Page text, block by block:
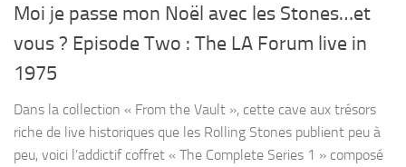
Moi je passe mon Noël avec les Stones…et
vous ? Episode Two : The LA Forum live in
1975
Dans la collection « From the Vault », cette cave aux trésors
riche de live historiques que les Rolling Stones publient peu à
peu, voici l’addictif coffret « The Complete Series 1 » composé